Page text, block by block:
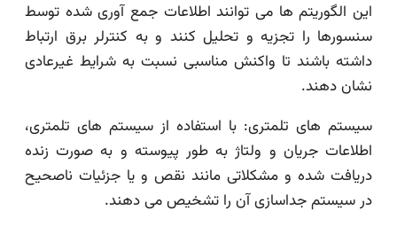
این الگوریتم ها می توانند اطلاعات جمع آوری شده توسط
سنسورها را تجزیه و تحلیل کنند و به کنترلر برق ارتباط
داشته باشند تا واکنش مناسبی نسبت به شرایط غیرعادی
نشان دهند.
سیستم های تلمتری: با استفاده از سیستم های تلمتری،
اطلاعات جریان و ولتاژ به طور پیوسته و به صورت زنده
دریافت شده و مشکلاتی مانند نقص و یا جزئیات ناصحیح
در سیستم جداسازی آن را تشخیص می دهند.